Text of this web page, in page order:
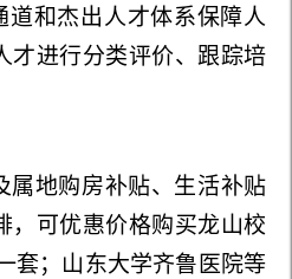
道和杰出人才体系保障人
才进行分类评价、跟踪培
属地购房补贴、生活补贴
，可优惠价格购买龙山校
套；山东大学齐鲁医院等